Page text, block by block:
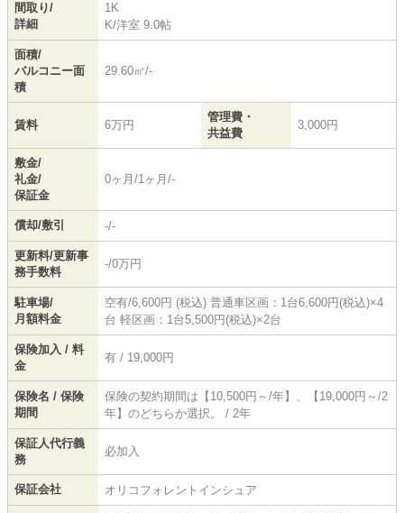
間取り/
詳細
1K
K/洋室 9.0帖
面積/
バルコニー面
積
29.60㎡/-
賃料 6万円
管理費・
共益費
3,000円
敷金/
礼金/
保証金
0ヶ月/1ヶ月/-
償却/敷引 -/-
更新料/更新事
務手数料
-/0万円
駐車場/
月額料金
空有/6,600円 (税込) 普通車区画：1台6,600円(税込)×4
台 軽区画：1台5,500円(税込)×2台
保険加入 / 料
金
有 / 19,000円
保険名 / 保険
期間
保険の契約期間は【10,500円～/年】、【19,000円～/2
年】のどちらか選択。 / 2年
保証人代行義
務
必加入
保証会社 オリコフォレントインシュア